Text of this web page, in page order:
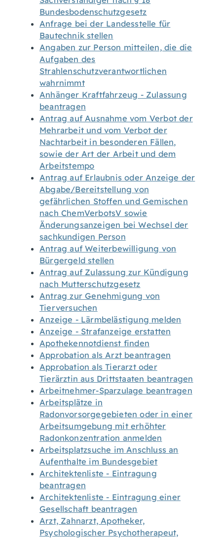
Bundesbodenschutzgesetz
Anfrage bei der Landesstelle für
Bautechnik stellen
Angaben zur Person mitteilen, die die
Aufgaben des
Strahlenschutzverantwortlichen
wahrnimmt
Anhänger Kraftfahrzeug - Zulassung
beantragen
Antrag auf Ausnahme vom Verbot der
Mehrarbeit und vom Verbot der
Nachtarbeit in besonderen Fällen,
sowie der Art der Arbeit und dem
Arbeitstempo
Antrag auf Erlaubnis oder Anzeige der
Abgabe/Bereitstellung von
gefährlichen Stoffen und Gemischen
nach ChemVerbotsV sowie
Änderungsanzeigen bei Wechsel der
sachkundigen Person
Antrag auf Weiterbewilligung von
Bürgergeld stellen
Antrag auf Zulassung zur Kündigung
nach Mutterschutzgesetz
Antrag zur Genehmigung von
Tierversuchen
Anzeige - Lärmbelästigung melden
Anzeige - Strafanzeige erstatten
Apothekennotdienst finden
Approbation als Arzt beantragen
Approbation als Tierarzt oder
Tierärztin aus Drittstaaten beantragen
Arbeitnehmer-Sparzulage beantragen
Arbeitsplätze in
Radonvorsorgegebieten oder in einer
Arbeitsumgebung mit erhöhter
Radonkonzentration anmelden
Arbeitsplatzsuche im Anschluss an
Aufenthalte im Bundesgebiet
Architektenliste - Eintragung
beantragen
Architektenliste - Eintragung einer
Gesellschaft beantragen
Arzt, Zahnarzt, Apotheker,
Psychologischer Psychotherapeut,